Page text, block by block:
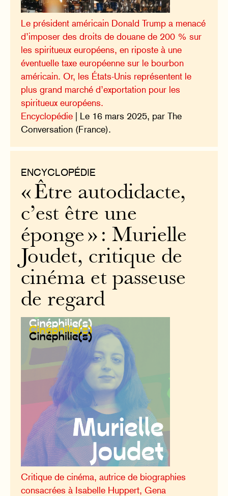
Le président américain Donald Trump a menacé
d’imposer des droits de douane de 200 % sur
les spiritueux européens, en riposte à une
éventuelle taxe européenne sur le bourbon
américain. Or, les États-Unis représentent le
plus grand marché d’exportation pour les
spiritueux européens.
Encyclopédie | Le 16 mars 2025, par The
Conversation (France).
ENCYCLOPÉDIE
« Être autodidacte,
c’est être une
éponge » : Murielle
Joudet, critique de
cinéma et passeuse
de regard
Critique de cinéma, autrice de biographies
consacrées à Isabelle Huppert, Gena